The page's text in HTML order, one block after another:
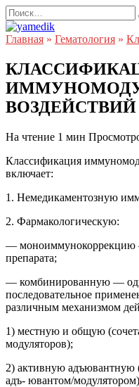
Перейти
к
содержанию
Search
for:
Главная » Гематология »
ВОЗДЕЙСТВИЙ
На чтение 1 мин
Классификация
включает:
1. Немедикаментозную
2. Фармакологическую:
— моноиммунокоррекцию
препарата;
— комбинированную —
последовательное
различным механизмом
1) местную и общую
модуляторов);
2) активную адъювантную
адъ- ювантом/